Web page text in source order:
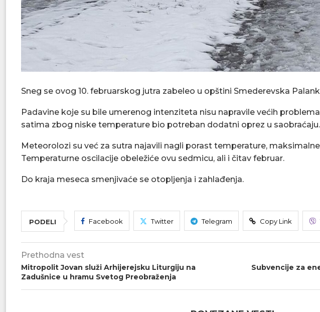
Sneg se ovog 10. februarskog jutra zabeleo u opštini Smederevska
Padavine koje su bile umerenog intenziteta nisu napravile većih
satima zbog niske temperature bio potreban dodatni oprez u saobraćaju.
Meteorolozi su već za sutra najavili nagli porast temperature,
Temperaturne oscilacije obeležiće ovu sedmicu, ali i čitav februar.
Do kraja meseca smenjivaće se otopljenja i zahlađenja.
PODELI Facebook Twitter Telegram Copy Link
Prethodna vest
Mitropolit Jovan služi Arhijerejsku Liturgiju na
Zadušnice u hramu Svetog Preobraženja
Subvencije za